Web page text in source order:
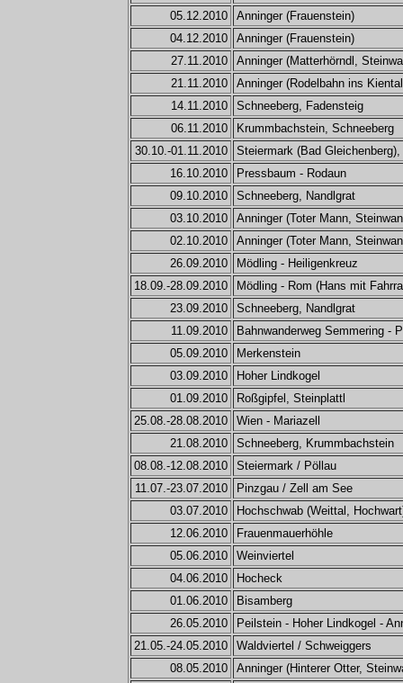
05.12.2010
Anninger (Frauenstein)
04.12.2010
Anninger (Frauenstein)
27.11.2010
Anninger (Matterhörndl,
21.11.2010
Anninger (Rodelbahn ins
14.11.2010
Schneeberg, Fadensteig
06.11.2010
Krummbachstein, Schneeberg
30.10.-01.11.2010
Steiermark (Bad
16.10.2010
Pressbaum - Rodaun
09.10.2010
Schneeberg, Nandlgrat
03.10.2010
Anninger (Toter Mann,
02.10.2010
Anninger (Toter Mann,
26.09.2010
Mödling - Heiligenkreuz
18.09.-28.09.2010
Mödling - Rom (Hans mit
23.09.2010
Schneeberg, Nandlgrat
11.09.2010
Bahnwanderweg Semmering -
05.09.2010
Merkenstein
03.09.2010
Hoher Lindkogel
01.09.2010
Roßgipfel, Steinplattl
25.08.-28.08.2010
Wien - Mariazell
21.08.2010
Schneeberg, Krummbachstein
08.08.-12.08.2010
Steiermark / Pöllau
11.07.-23.07.2010
Pinzgau / Zell am See
03.07.2010
Hochschwab (Weittal,
12.06.2010
Frauenmauerhöhle
05.06.2010
Weinviertel
04.06.2010
Hocheck
01.06.2010
Bisamberg
26.05.2010
Peilstein - Hoher Lindkogel -
21.05.-24.05.2010
Waldviertel / Schweiggers
08.05.2010
Anninger (Hinterer Otter,